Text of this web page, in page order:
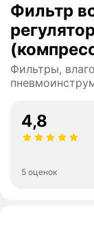
Фильтр
JAS-1705
Фильтры,
4,8
5 оценок